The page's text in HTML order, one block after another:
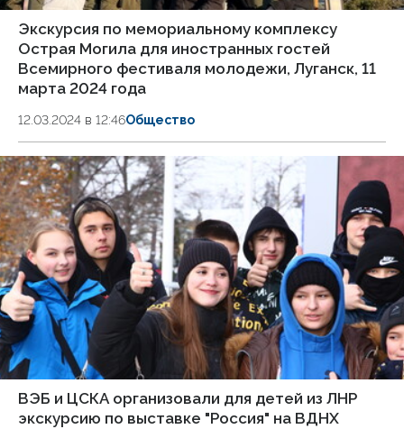
Экскурсия по мемориальному комплексу
Острая Могила для иностранных гостей
Всемирного фестиваля молодежи, Луганск, 11
марта 2024 года
12.03.2024 в 12:46Общество
ВЭБ и ЦСКА организовали для детей из ЛНР
экскурсию по выставке "Россия" на ВДНХ